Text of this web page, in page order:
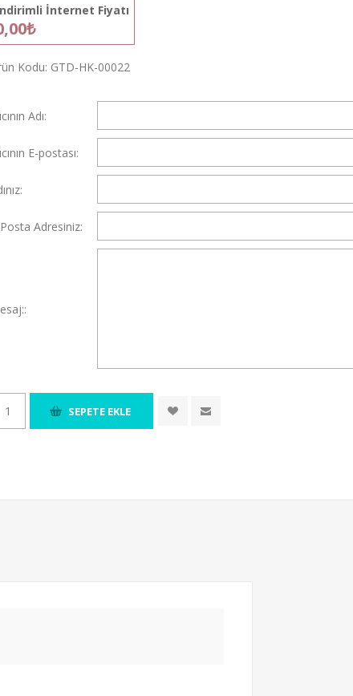
İnternet Fiyatı
Kodu: GTD-HK-00022
Adı:
E-postası:
Adresiniz: